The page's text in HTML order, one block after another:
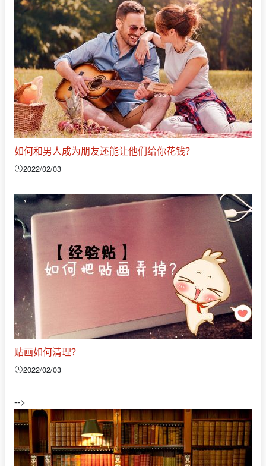
如何和男人成为朋友还能让他们给你花钱？
2022/02/03
贴画如何清理？
2022/02/03
-->